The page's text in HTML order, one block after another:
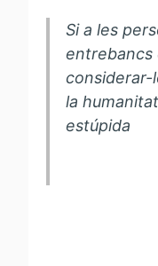
Si a les
entrebancs
considerar-
la
estúpida